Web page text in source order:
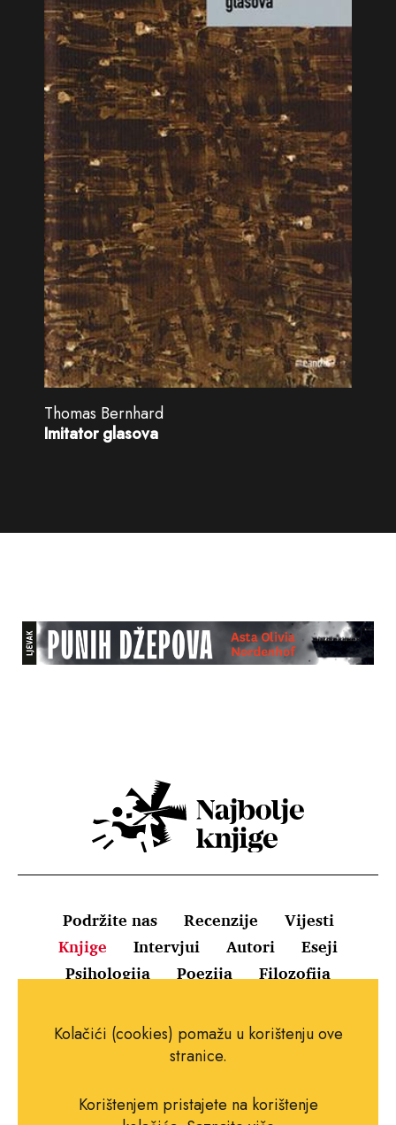
Thomas Bernhard
Imitator glasova
Podržite nas Recenzije
Vijesti
Knjige
Intervjui Autori
Eseji
Psihologija
Poezija Filozofija
Uvjeti korištenja
Pravila o kolačićima
Impressum
Kolačići (cookies) pomažu u korištenju ove
stranice.
Korištenjem pristajete na korištenje